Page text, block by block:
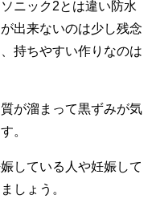
ニック2とは違い防水
出来ないのは少し残念
持ちやすい作りなのは
が溜まって黒ずみが気
。
している人や妊娠して
しょう。